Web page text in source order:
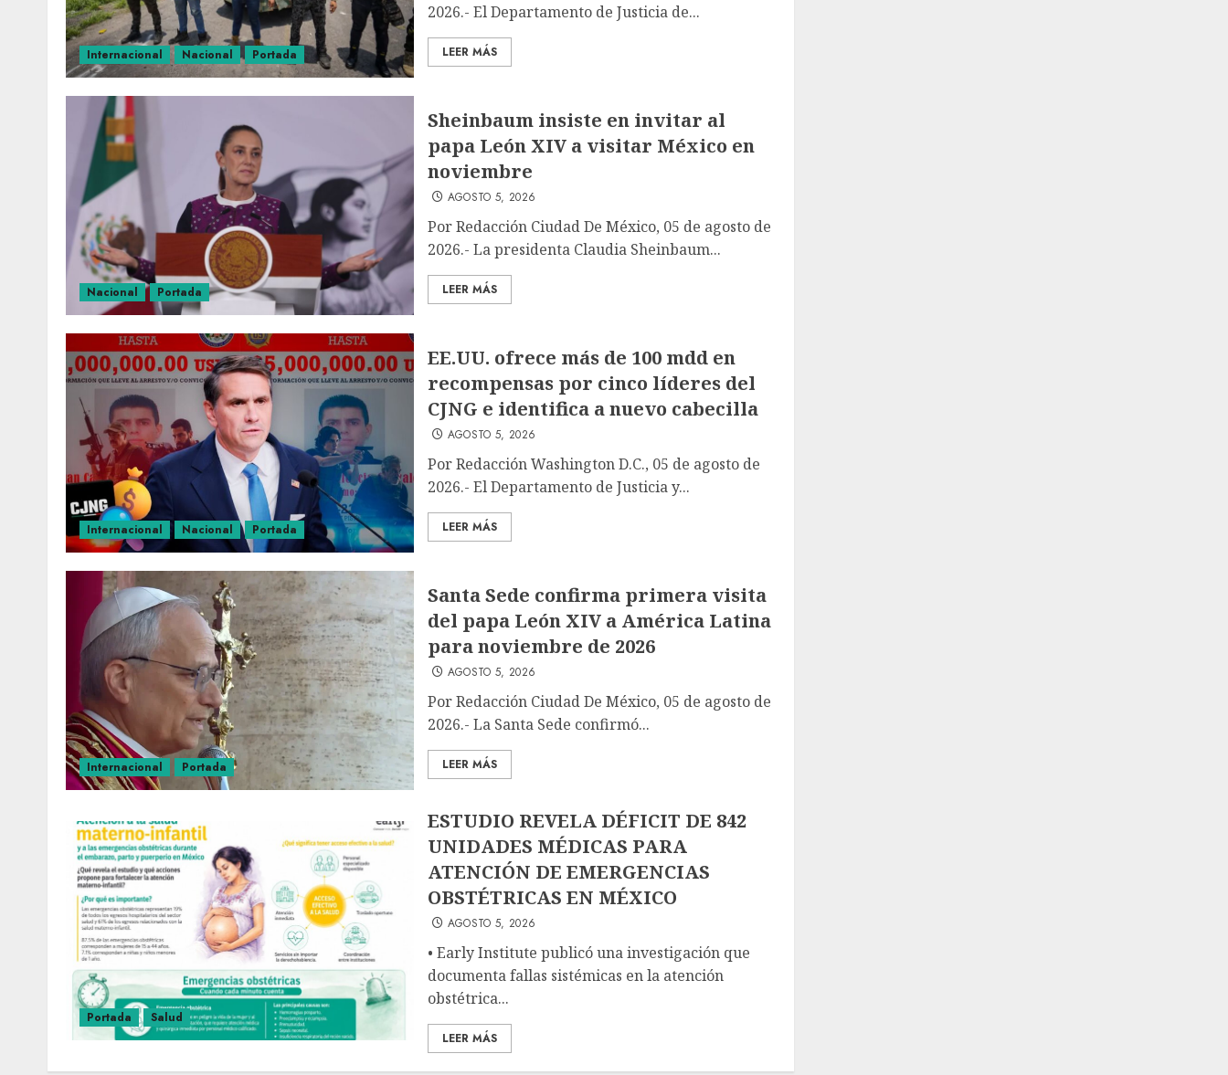
Internacional Nacional Portada
2026.- El Departamento de Justicia de...
LEER MÁS
Nacional Portada
Sheinbaum insiste en invitar al
papa León XIV a visitar México en
noviembre
AGOSTO 5, 2026
Por Redacción Ciudad De México, 05 de agosto de
2026.- La presidenta Claudia Sheinbaum...
LEER MÁS
Internacional Nacional Portada
EE.UU. ofrece más de 100 mdd en
recompensas por cinco líderes del
CJNG e identifica a nuevo cabecilla
AGOSTO 5, 2026
Por Redacción Washington D.C., 05 de agosto de
2026.- El Departamento de Justicia y...
LEER MÁS
Internacional Portada
Santa Sede confirma primera visita
del papa León XIV a América Latina
para noviembre de 2026
AGOSTO 5, 2026
Por Redacción Ciudad De México, 05 de agosto de
2026.- La Santa Sede confirmó...
LEER MÁS
Portada Salud
ESTUDIO REVELA DÉFICIT DE 842
UNIDADES MÉDICAS PARA
ATENCIÓN DE EMERGENCIAS
OBSTÉTRICAS EN MÉXICO
AGOSTO 5, 2026
• Early Institute publicó una investigación que
documenta fallas sistémicas en la atención
obstétrica...
LEER MÁS